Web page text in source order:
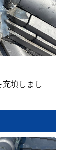
填しまし